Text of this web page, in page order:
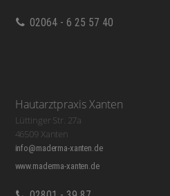
02064 - 6 25 57 40
Hautarztpraxis Xanten
Lüttinger Str. 27a
46509 Xanten
info@maderma-xanten.de
www.maderma-xanten.de